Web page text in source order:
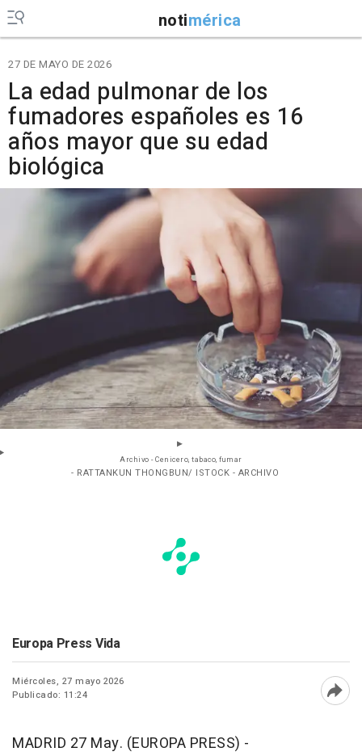
notimérica
27 DE MAYO DE 2026
La edad pulmonar de los
fumadores españoles es 16
años mayor que su edad
biológica
Archivo - Cenicero, tabaco, fumar
- RATTANKUN THONGBUN/ ISTOCK - ARCHIVO
Europa Press Vida
Miércoles, 27 mayo 2026
Publicado: 11:24
MADRID 27 May. (EUROPA PRESS) -